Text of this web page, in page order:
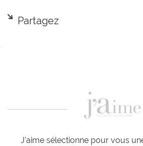
Partagez
J'aime sélectionne pour vous